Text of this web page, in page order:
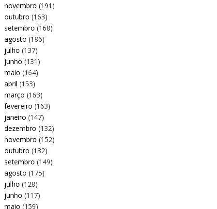
novembro (191)
outubro (163)
setembro (168)
agosto (186)
julho (137)
junho (131)
maio (164)
abril (153)
março (163)
fevereiro (163)
janeiro (147)
dezembro (132)
novembro (152)
outubro (132)
setembro (149)
agosto (175)
julho (128)
junho (117)
maio (159)